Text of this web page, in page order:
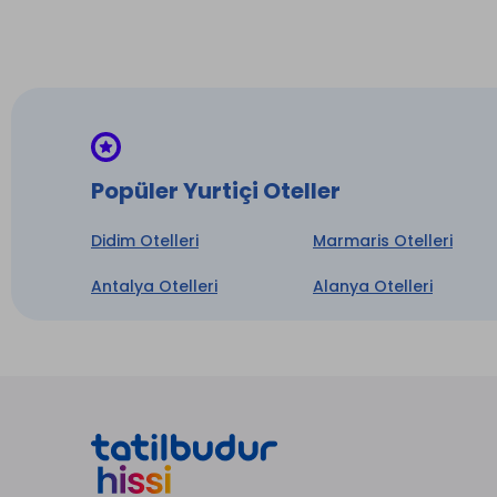
hak
Popüler Yurtiçi Oteller
Didim Otelleri Marmaris Otelleri
Antalya Otelleri Alanya Otelleri